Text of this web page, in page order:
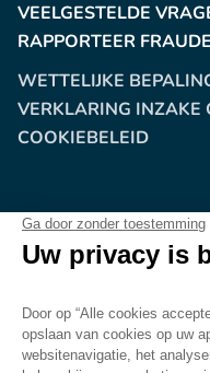
VEELGESTELDE
RAPPORTEER
WETTELIJKE
VERKLARING INZAKE
COOKIEBELEID